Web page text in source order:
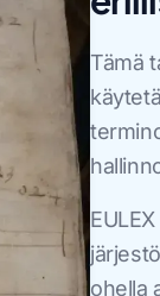
Tämä
ohella